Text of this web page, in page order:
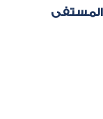
المستفى